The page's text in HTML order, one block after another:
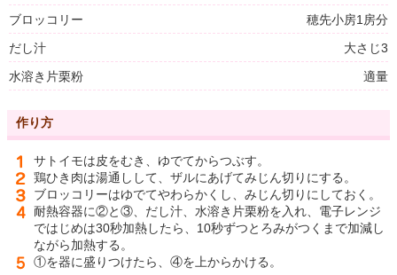
ブロッコリー
穂先小房1房分
だし汁
大さじ3
水溶き片栗粉
適量
作り方
サトイモは皮をむき、ゆでてからつぶす。
鶏ひき肉は湯通しして、ザルにあげてみじん切りにする。
ブロッコリーはゆでてやわらかくし、みじん切りにしておく。
耐熱容器に②と③、だし汁、水溶き片栗粉を入れ、電子レンジ
ではじめは30秒加熱したら、10秒ずつとろみがつくまで加減し
ながら加熱する。
①を器に盛りつけたら、④を上からかける。